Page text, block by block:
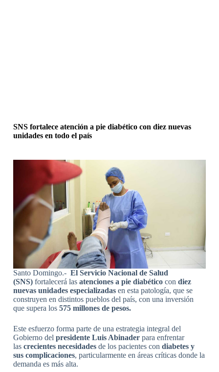
SNS fortalece atención a pie diabético con diez nuevas
unidades en todo el país
Santo Domingo.- El Servicio Nacional de Salud
(SNS)fortalecerá las atenciones a pie diabéticocon diez
nuevas unidades especializadasen esta patología, que se
construyen en distintos pueblos del país, con una inversión
que supera los 575 millones de pesos.
Este esfuerzo forma parte de una estrategia integral del
Gobierno del presidente Luis Abinaderpara enfrentar
las crecientes necesidadesde los pacientes con diabetes y
sus complicaciones, particularmente en áreas críticas donde la
demanda es más alta.